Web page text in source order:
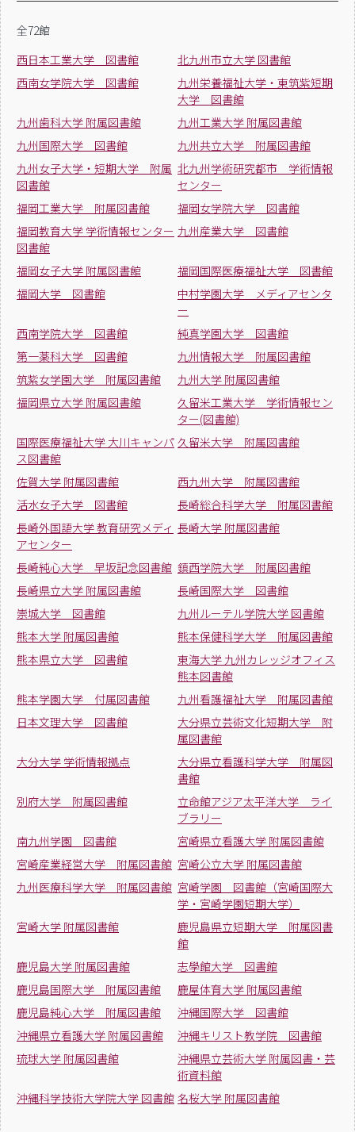
全72館
西日本工業大学 図書館
北九州市立大学 図書館
西南女学院大学 図書館
九州栄養福祉大学・東筑紫短期
大学 図書館
九州歯科大学 附属図書館
九州工業大学 附属図書館
九州国際大学 図書館
九州共立大学 附属図書館
九州女子大学・短期大学 附属
図書館
北九州学術研究都市 学術情報
センター
福岡工業大学 附属図書館
福岡女学院大学 図書館
福岡教育大学 学術情報センター
図書館
九州産業大学 図書館
福岡女子大学 附属図書館
福岡国際医療福祉大学 図書館
福岡大学 図書館
中村学園大学 メディアセンタ
ー
西南学院大学 図書館
純真学園大学 図書館
第一薬科大学 図書館
九州情報大学 附属図書館
筑紫女学園大学 附属図書館
九州大学 附属図書館
福岡県立大学 附属図書館
久留米工業大学 学術情報セン
ター(図書館)
国際医療福祉大学 大川キャンパ
ス図書館
久留米大学 附属図書館
佐賀大学 附属図書館
西九州大学 附属図書館
活水女子大学 図書館
長崎総合科学大学 附属図書館
長崎外国語大学 教育研究メディ
アセンター
長崎大学 附属図書館
長崎純心大学 早坂記念図書館 鎮西学院大学 附属図書館
長崎県立大学 附属図書館
長崎国際大学 図書館
崇城大学 図書館
九州ルーテル学院大学 図書館
熊本大学 附属図書館
熊本保健科学大学 附属図書館
熊本県立大学 図書館
東海大学 九州カレッジオフィス
熊本図書館
熊本学園大学 付属図書館
九州看護福祉大学 附属図書館
日本文理大学 図書館
大分県立芸術文化短期大学 附
属図書館
大分大学 学術情報拠点
大分県立看護科学大学 附属図
書館
別府大学 附属図書館
立命館アジア太平洋大学 ライ
ブラリー
南九州学園 図書館
宮崎県立看護大学 附属図書館
宮崎産業経営大学 附属図書館 宮崎公立大学 附属図書館
九州医療科学大学 附属図書館 宮崎学園 図書館（宮崎国際大
学・宮崎学園短期大学）
宮崎大学 附属図書館
鹿児島県立短期大学 附属図書
館
鹿児島大学 附属図書館
志學館大学 図書館
鹿児島国際大学 附属図書館
鹿屋体育大学 附属図書館
鹿児島純心大学 附属図書館
沖縄国際大学 図書館
沖縄県立看護大学 附属図書館
沖縄キリスト教学院 図書館
琉球大学 附属図書館
沖縄県立芸術大学 附属図書・芸
術資料館
沖縄科学技術大学院大学 図書館 名桜大学 附属図書館